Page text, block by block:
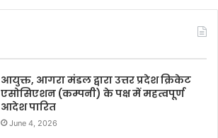
आयुक्त, आगरा मंडल द्वारा उत्तर प्रदेश क्रिकेट
एसोसिएशन (कम्पनी) के पक्ष में महत्वपूर्ण
आदेश पारित
June 4, 2026